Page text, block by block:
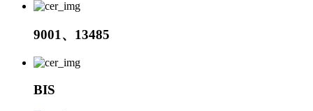
9001、13485
BIS